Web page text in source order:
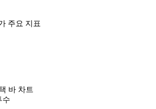
주요 지표
바 차트
수